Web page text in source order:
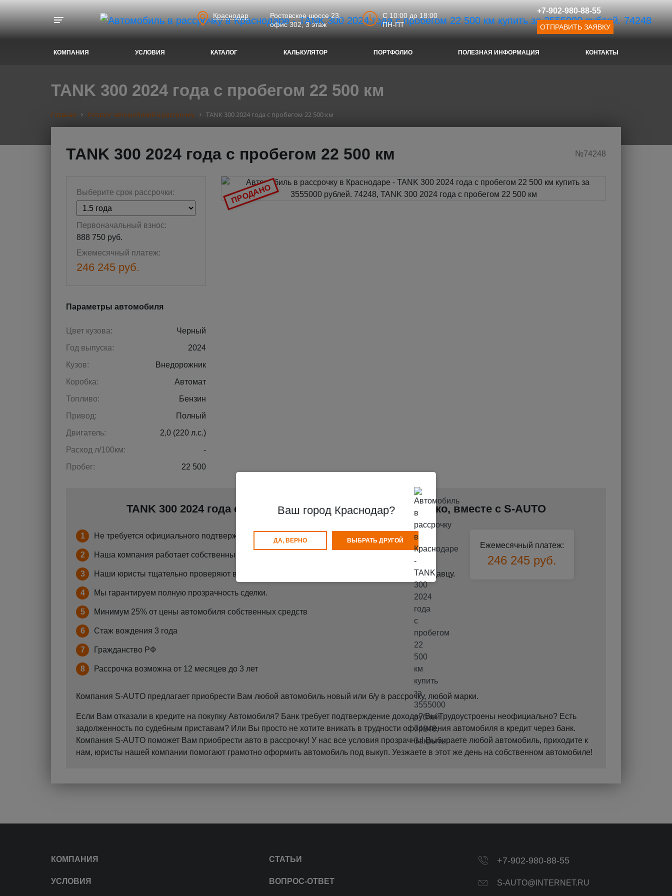
Toggle navigation
Краснодар
Ростовское шоссе 23,
офис 302, 3 этаж
C 10:00 до 18:00
ПН-ПТ
+7-902-980-88-55
ОТПРАВИТЬ ЗАЯВКУ
КОМПАНИЯ УСЛОВИЯ КАТАЛОГ КАЛЬКУЛЯТОР ПОРТФОЛИО ПОЛЕЗНАЯ ИНФОРМАЦИЯ КОНТАКТЫ
TANK 300 2024 года с пробегом 22 500 км
Главная Каталог автомобилей в рассрочку TANK 300 2024 года с пробегом 22 500 км
TANK 300 2024 года с пробегом 22 500 км №74248
Выберите срок рассрочки:
Первоначальный взнос:
888 750 руб.
Ежемесячный платеж:
246 245 руб.
Параметры автомобиля
Цвет кузова:
Черный
Год выпуска:
2024
Кузов:
Внедорожник
Коробка:
Автомат
Топливо:
Бензин
Привод:
Полный
Двигатель:
2,0 (220 л.с.)
Расход л/100км:
-
Пробег:
22 500
ПРОДАНО
TANK 300 2024 года с пробегом 22 500 км в рассрочку легко, вместе с S-AUTO
1 Не требуется официального подтверждения Вашего трудоустройства.
2 Наша компания работает собственными деньгами, без участия Банков.
3 Наши юристы тщательно проверяют все документы по покупаемому автомобилю и по продавцу.
4 Мы гарантируем полную прозрачность сделки.
5 Минимум 25% от цены автомобиля собственных средств
6 Стаж вождения 3 года
7 Гражданство РФ
8 Рассрочка возможна от 12 месяцев до 3 лет
Ежемесячный платеж:
246 245 руб.
Компания S-AUTO предлагает приобрести Вам любой автомобиль новый или б/у в рассрочку, любой марки.
Если Вам отказали в кредите на покупку Автомобиля? Банк требует подтверждение дохода? Вы Трудоустроены неофициально? Есть
задолженность по судебным приставам? Или Вы просто не хотите вникать в трудности оформления автомобиля в кредит через банк.
Компания S-AUTO поможет Вам приобрести авто в рассрочку! У нас все условия прозрачны! Выбираете любой автомобиль, приходите к
нам, юристы нашей компании помогают грамотно оформить автомобиль под выкуп. Уезжаете в этот же день на собственном автомобиле!
КОМПАНИЯ
УСЛОВИЯ
СТАТЬИ
ВОПРОС-ОТВЕТ
+7-902-980-88-55
S-AUTO@INTERNET.RU
Ваш город Краснодар?
ДА, ВЕРНО ВЫБРАТЬ ДРУГОЙ